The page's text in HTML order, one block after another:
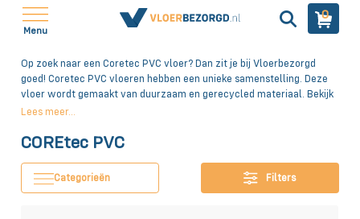
Menu
0
Op zoek naar een Coretec PVC vloer? Dan zit je bij Vloerbezorgd
goed! Coretec PVC vloeren hebben een unieke samenstelling. Deze
vloer wordt gemaakt van duurzaam en gerecycled materiaal. Bekijk
ons volledige aanbod online en bestel eenvoudig je Coretec PVC
Lees meer...
COREtec PVC
Categorieën Filters